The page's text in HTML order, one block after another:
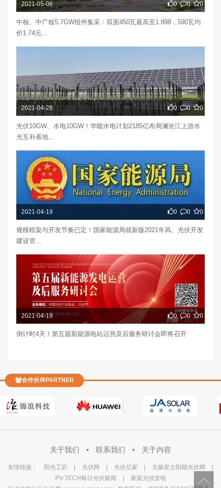
2021-05-06 0 0 0
中核、中广核5.7GW组件集采：双面450瓦最高至1.898，590瓦均
价1.74元...
2021-04-28 0 0 0
光伏10GW、水电10GW！华能水电计划2185亿布局澜沧江上游水
光互补基地...
2021-04-19 0 0 0
规模框架与开发节奏已定！国家能源局就新版2021年风、光伏开发
建设管...
2021-04-19 0 0 0
倒计时4天！第五届新能源电站运营及后服务研讨会即将召开
合作伙伴PARTNER
关于我们 • 联系我们 • 关于内容
友情链接： 阳光工匠 光伏网 光伏亿家 北极星太阳能光伏网
PV-TECH每日光伏新闻
家庭光伏发电